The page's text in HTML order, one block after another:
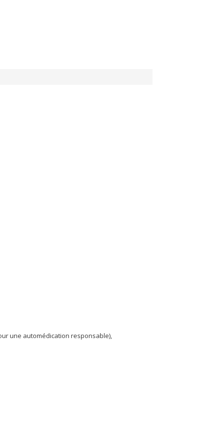
une automédication responsable),